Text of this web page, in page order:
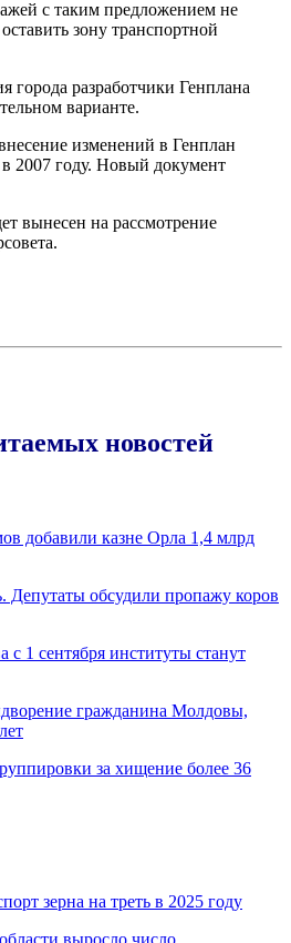
с таким предложением не
зону транспортной
города разработчики Генплана
варианте.
изменений в Генплан
2007 году. Новый документ
вынесен на рассмотрение
новостей
добавили казне Орла 1,4 млрд
Депутаты обсудили пропажу коров
1 сентября институты станут
гражданина Молдовы,
за хищение более 36
зерна на треть в 2025 году
выросло число